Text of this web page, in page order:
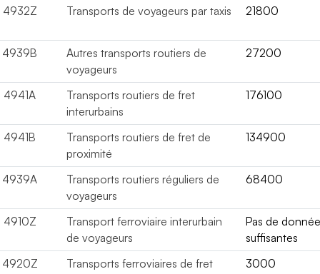
4932Z
Transports de voyageurs par taxis 21800
4939B
Autres transports routiers de
voyageurs
27200
4941A
Transports routiers de fret
interurbains
176100
4941B
Transports routiers de fret de
proximité
134900
4939A
Transports routiers réguliers de
voyageurs
68400
4910Z
Transport ferroviaire interurbain
de voyageurs
Pas de
suffisantes
4920Z Transports ferroviaires de fret 3000